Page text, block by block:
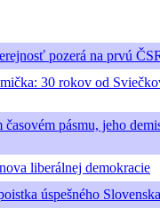
pozerá na prvú
30 rokov od
pásmu, jeho
liberálnej demokracie
úspešného Slovenska